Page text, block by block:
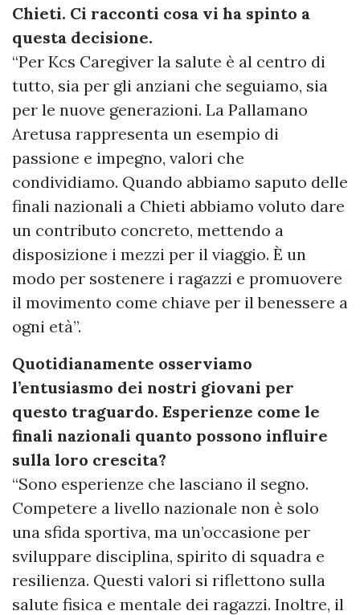
Chieti. Ci racconti cosa vi ha spinto a
questa decisione.
“Per Kcs Caregiver la salute è al centro di
tutto, sia per gli anziani che seguiamo, sia
per le nuove generazioni. La Pallamano
Aretusa rappresenta un esempio di
passione e impegno, valori che
condividiamo. Quando abbiamo saputo delle
finali nazionali a Chieti abbiamo voluto dare
un contributo concreto, mettendo a
disposizione i mezzi per il viaggio. È un
modo per sostenere i ragazzi e promuovere
il movimento come chiave per il benessere a
ogni età”.
Quotidianamente osserviamo
l’entusiasmo dei nostri giovani per
questo traguardo. Esperienze come le
finali nazionali quanto possono influire
sulla loro crescita?
“Sono esperienze che lasciano il segno.
Competere a livello nazionale non è solo
una sfida sportiva, ma un’occasione per
sviluppare disciplina, spirito di squadra e
resilienza. Questi valori si riflettono sulla
salute fisica e mentale dei ragazzi. Inoltre, il